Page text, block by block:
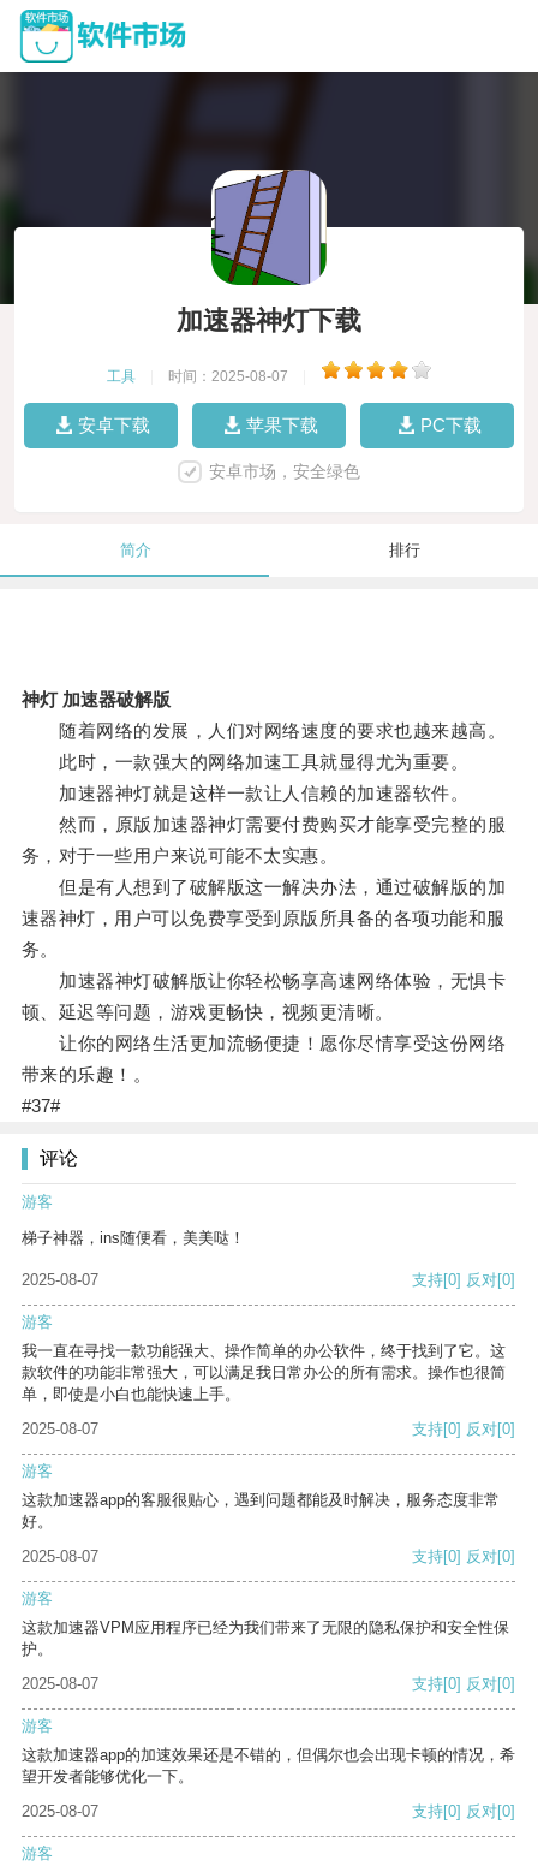
加速器神灯下载
工具 时间：2025-08-07
安卓下载 苹果下载 PC下载
安卓市场，安全绿色
简介 排行
神灯 加速器破解版
随着网络的发展，人们对网络速度的要求也越来越高。
此时，一款强大的网络加速工具就显得尤为重要。
加速器神灯就是这样一款让人信赖的加速器软件。
然而，原版加速器神灯需要付费购买才能享受完整的服
务，对于一些用户来说可能不太实惠。
但是有人想到了破解版这一解决办法，通过破解版的加
速器神灯，用户可以免费享受到原版所具备的各项功能和服
务。
加速器神灯破解版让你轻松畅享高速网络体验，无惧卡
顿、延迟等问题，游戏更畅快，视频更清晰。
让你的网络生活更加流畅便捷！愿你尽情享受这份网络
带来的乐趣！。
#37#
评论
游客
梯子神器，ins随便看，美美哒！
2025-08-07 支持[0] 反对[0]
游客
我一直在寻找一款功能强大、操作简单的办公软件，终于找到了它。这
款软件的功能非常强大，可以满足我日常办公的所有需求。操作也很简
单，即使是小白也能快速上手。
2025-08-07
支持[0] 反对[0]
游客
这款加速器app的客服很贴心，遇到问题都能及时解决，服务态度非常
好。
2025-08-07
支持[0] 反对[0]
游客
这款加速器VPM应用程序已经为我们带来了无限的隐私保护和安全性保
护。
2025-08-07
支持[0] 反对[0]
游客
这款加速器app的加速效果还是不错的，但偶尔也会出现卡顿的情况，希
望开发者能够优化一下。
2025-08-07
支持[0] 反对[0]
游客